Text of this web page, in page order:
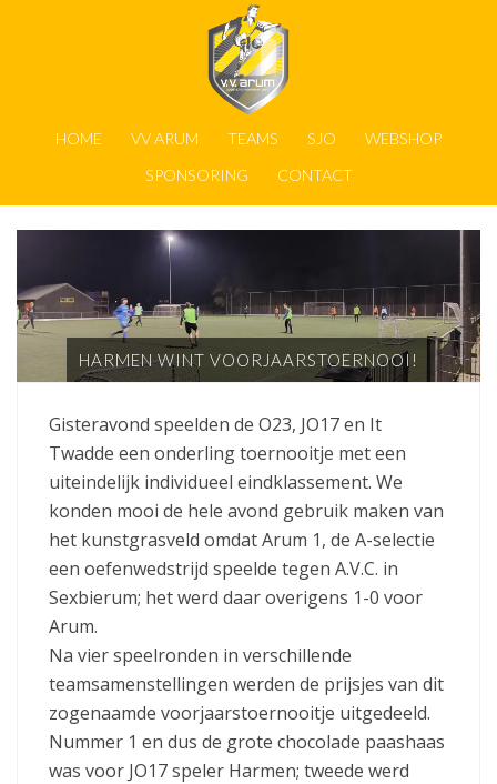
HOME VV ARUM TEAMS SJO
WEBSHOP
SPONSORING
CONTACT
HARMEN WINT VOORJAARSTOERNOOI!
Gisteravond speelden de O23, JO17 en It
Twadde een onderling toernooitje met een
uiteindelijk individueel eindklassement. We
konden mooi de hele avond gebruik maken van
het kunstgrasveld omdat Arum 1, de A-selectie
een oefenwedstrijd speelde tegen A.V.C. in
Sexbierum; het werd daar overigens 1-0 voor
Arum.
Na vier speelronden in verschillende
teamsamenstellingen werden de prijsjes van dit
zogenaamde voorjaarstoernooitje uitgedeeld.
Nummer 1 en dus de grote chocolade paashaas
was voor JO17 speler Harmen; tweede werd